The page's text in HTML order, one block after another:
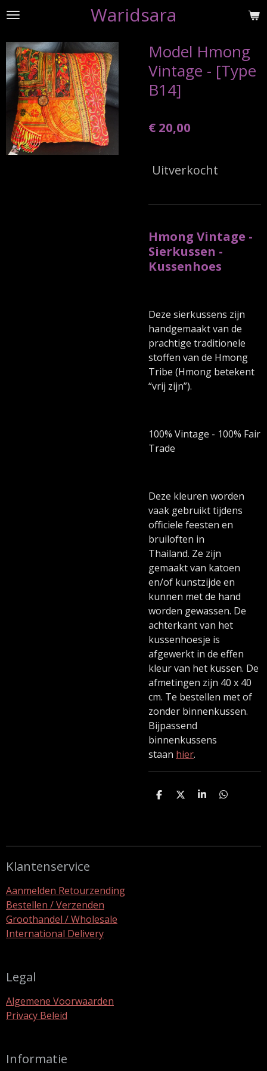
Ga
naar
de
hoofdinhoud
Waridsara
Model Hmong
Vintage - [Type
B14]
€ 20,00
Uitverkocht
Hmong Vintage -
Sierkussen -
Kussenhoes
Deze sierkussens zijn
handgemaakt van de
prachtige traditionele
stoffen van de Hmong
Tribe (Hmong betekent
“vrij zijn”).
100% Vintage - 100% Fair
Trade
Deze kleuren worden
vaak gebruikt tijdens
officiele feesten en
bruiloften in
Thailand. Ze zijn
gemaakt van katoen
en/of kunstzijde en
kunnen met de hand
worden gewassen. De
achterkant van het
kussenhoesje is
afgewerkt in de effen
kleur van het kussen. De
afmetingen zijn 40 x 40
cm. Te bestellen met of
zonder binnenkussen.
Bijpassend
binnenkussens
staan hier.
D
D
S
D
Klantenservice
Aanmelden Retourzending
Bestellen / Verzenden
Groothandel / Wholesale
International Delivery
Legal
Algemene Voorwaarden
Privacy Beleid
Informatie